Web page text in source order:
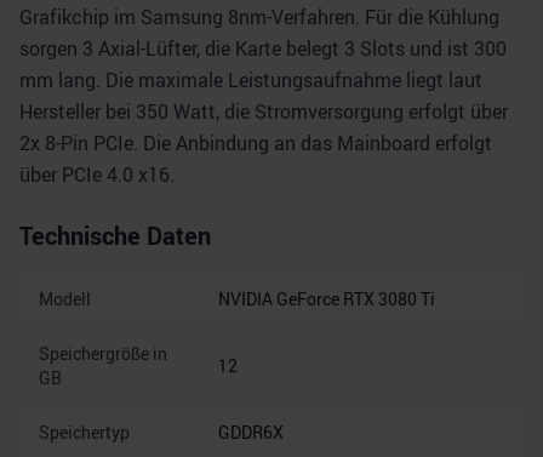
Grafikchip im Samsung 8nm-Verfahren. Für die Kühlung
sorgen 3 Axial-Lüfter, die Karte belegt 3 Slots und ist 300
mm lang. Die maximale Leistungsaufnahme liegt laut
Hersteller bei 350 Watt, die Stromversorgung erfolgt über
2x 8-Pin PCIe. Die Anbindung an das Mainboard erfolgt
über PCIe 4.0 x16.
Technische Daten
Modell NVIDIA GeForce RTX 3080 Ti
Speichergröße in
GB
12
Speichertyp GDDR6X